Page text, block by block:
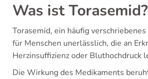
Was ist Torasemid?
Torasemid, ein häufig
für Menschen unerlässlich, die an
Herzinsuffizienz oder Bluthochdruck
Die Wirkung des Medikaments